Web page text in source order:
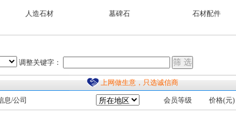
人造石材 墓碑石 石材配件
调整关键字：
上网做生意，只选诚信商
息/公司 会员等级 价格(元)